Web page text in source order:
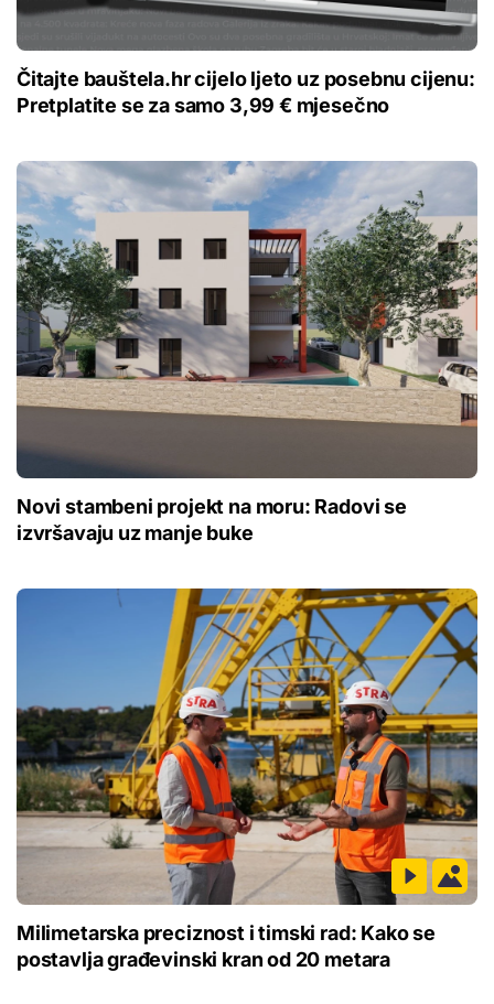
Čitajte bauštela.hr cijelo ljeto uz posebnu cijenu:
Pretplatite se za samo 3,99 € mjesečno
Novi stambeni projekt na moru: Radovi se
izvršavaju uz manje buke
Milimetarska preciznost i timski rad: Kako se
postavlja građevinski kran od 20 metara